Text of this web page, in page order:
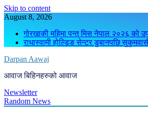
Skip to content
August 8, 2026
गोरखाकी महिमा पन्त मिस नेपाल २०२६ को
राधास्वामी होल्डिङ सेन्टर डुबानपछि
Darpan Aawaj
आवाज बिहिनहरुको आवाज
Newsletter
Random News